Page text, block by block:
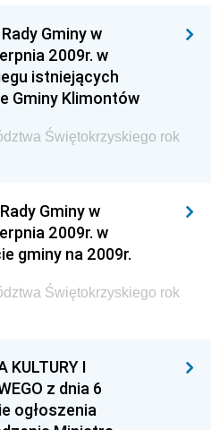
Gminy w
2009r. w
istniejących
Gminy Klimontów
Świętokrzyskiego rok
Gminy w
2009r. w
gminy na 2009r.
Świętokrzyskiego rok
KULTURY I
z dnia 6
ogłoszenia